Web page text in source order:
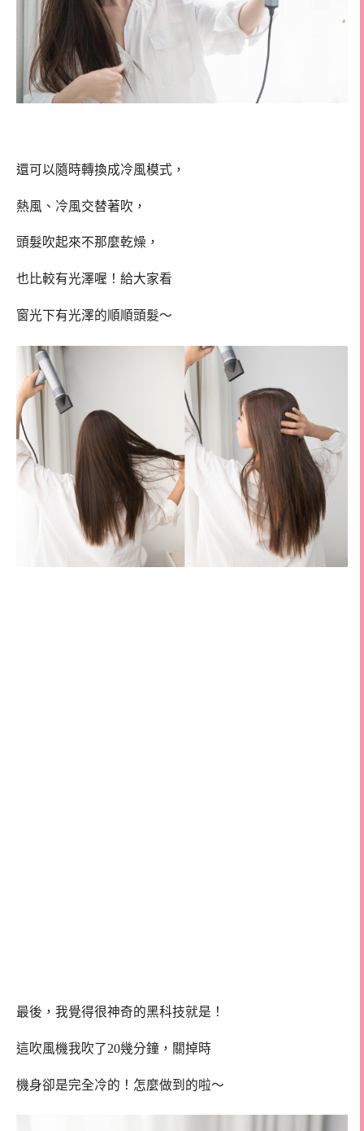
還可以隨時轉換成冷風模式，
熱風、冷風交替著吹，
頭髮吹起來不那麼乾燥，
也比較有光澤喔！給大家看
窗光下有光澤的順順頭髮～
最後，我覺得很神奇的黑科技就是！
這吹風機我吹了20幾分鐘，關掉時
機身卻是完全冷的！怎麼做到的啦～